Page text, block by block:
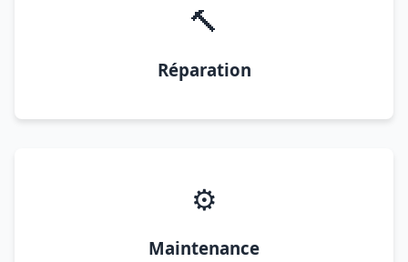
🔨
Réparation
⚙️
Maintenance